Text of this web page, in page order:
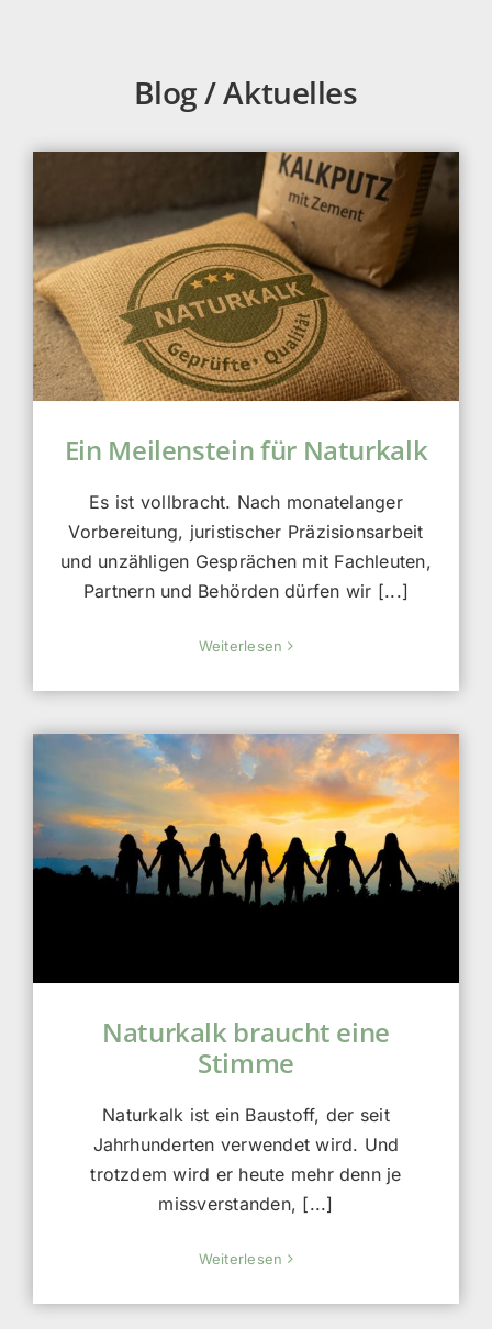
Blog / Aktuelles
Ein Meilenstein für Naturkalk
Es ist vollbracht. Nach monatelanger
Vorbereitung, juristischer Präzisionsarbeit
und unzähligen Gesprächen mit Fachleuten,
Partnern und Behörden dürfen wir [...]
Weiterlesen
Naturkalk braucht eine
Stimme
Naturkalk ist ein Baustoff, der seit
Jahrhunderten verwendet wird. Und
trotzdem wird er heute mehr denn je
missverstanden, [...]
Weiterlesen